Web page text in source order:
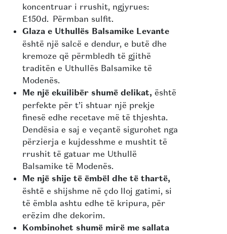
koncentruar i rrushit, ngjyrues:
E150d. Përmban sulfit.
Glaza e Uthullës Balsamike Levante
është një salcë e dendur, e butë dhe
kremoze që përmbledh të gjithë
traditën e Uthullës Balsamike të
Modenës.
Me një ekuilibër shumë delikat, është
perfekte për t’i shtuar një prekje
finesë edhe recetave më të thjeshta.
Dendësia e saj e veçantë sigurohet nga
përzierja e kujdesshme e mushtit të
rrushit të gatuar me Uthullë
Balsamike të Modenës.
Me një shije të ëmbël dhe të thartë,
është e shijshme në çdo lloj gatimi, si
të ëmbla ashtu edhe të kripura, për
erëzim dhe dekorim.
Kombinohet shumë mirë me sallata